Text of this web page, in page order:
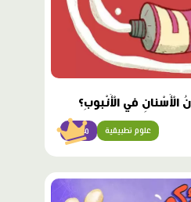
في الْأُنْبوبِ؟
متقدّم علوم تطبيقية